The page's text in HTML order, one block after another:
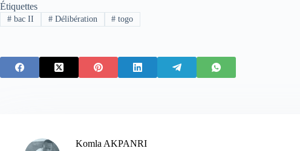
Étiquettes
#bac II #Délibération # togo
Komla AKPANRI